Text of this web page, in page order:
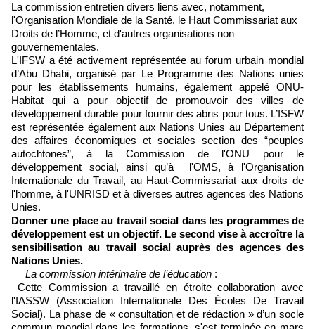
La commission entretien divers liens avec, notamment,
l'Organisation Mondiale de la Santé, le Haut Commissariat aux
Droits de l’Homme, et d'autres organisations non
gouvernementales.
L'IFSW a été activement représentée au forum urbain mondial
d’Abu Dhabi, organisé par Le Programme des Nations unies
pour les établissements humains, également appelé ONU-
Habitat qui a pour objectif de promouvoir des villes de
développement durable pour fournir des abris pour tous. L’ISFW
est représentée également aux Nations Unies au Département
des affaires économiques et sociales section des “peuples
autochtones”, à la Commission de l'ONU pour le
développement social, ainsi qu’à l'OMS, à l'Organisation
Internationale du Travail, au Haut-Commissariat aux droits de
l'homme, à l'UNRISD et à diverses autres agences des Nations
Unies.
Donner une place au travail social dans les programmes de
développement est un objectif. Le second vise à accroître la
sensibilisation au travail social auprès des agences des
Nations Unies.
La commission intérimaire de l’éducation :
Cette Commission a travaillé en étroite collaboration avec
l'IASSW (Association Internationale Des Écoles De Travail
Social). La phase de « consultation et de rédaction » d’un socle